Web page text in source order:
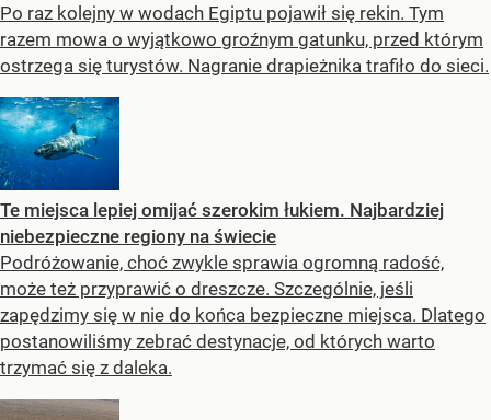
Po raz kolejny w wodach Egiptu pojawił się rekin. Tym
razem mowa o wyjątkowo groźnym gatunku, przed którym
ostrzega się turystów. Nagranie drapieżnika trafiło do sieci.
Te miejsca lepiej omijać szerokim łukiem. Najbardziej
niebezpieczne regiony na świecie
Podróżowanie, choć zwykle sprawia ogromną radość,
może też przyprawić o dreszcze. Szczególnie, jeśli
zapędzimy się w nie do końca bezpieczne miejsca. Dlatego
postanowiliśmy zebrać destynacje, od których warto
trzymać się z daleka.